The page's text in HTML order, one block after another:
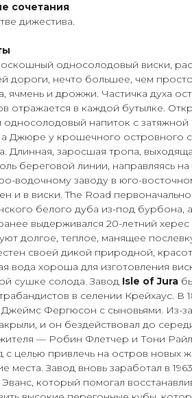
сочетания
дижестива.
односолодовый виски,
дороги, нечто большее, чем
ячмень и дрожжи. Частичка духа
отражается в каждой бутылке.
напиток с затяжной
Джюре у крошечного островного
Длинная, заросшая тропа,
береговой линии, направляясь
водочному заводу в юго-
и в виски. The Road
белого дуба из-под бурбона,
выдерживался 20-летний
долгое, теплое, манящее
своей дикой природной,
вода хороша для изготовления
сушке солода. Завод Isle of Jura
в селении Крейхаус. В
Фергюсон с сыновьями. Из-
и он бездействовал до
жителя — Робин Флетчер и Тони
с целью привлечь на остров новых
места. Завод вновь заработал в
который помогал